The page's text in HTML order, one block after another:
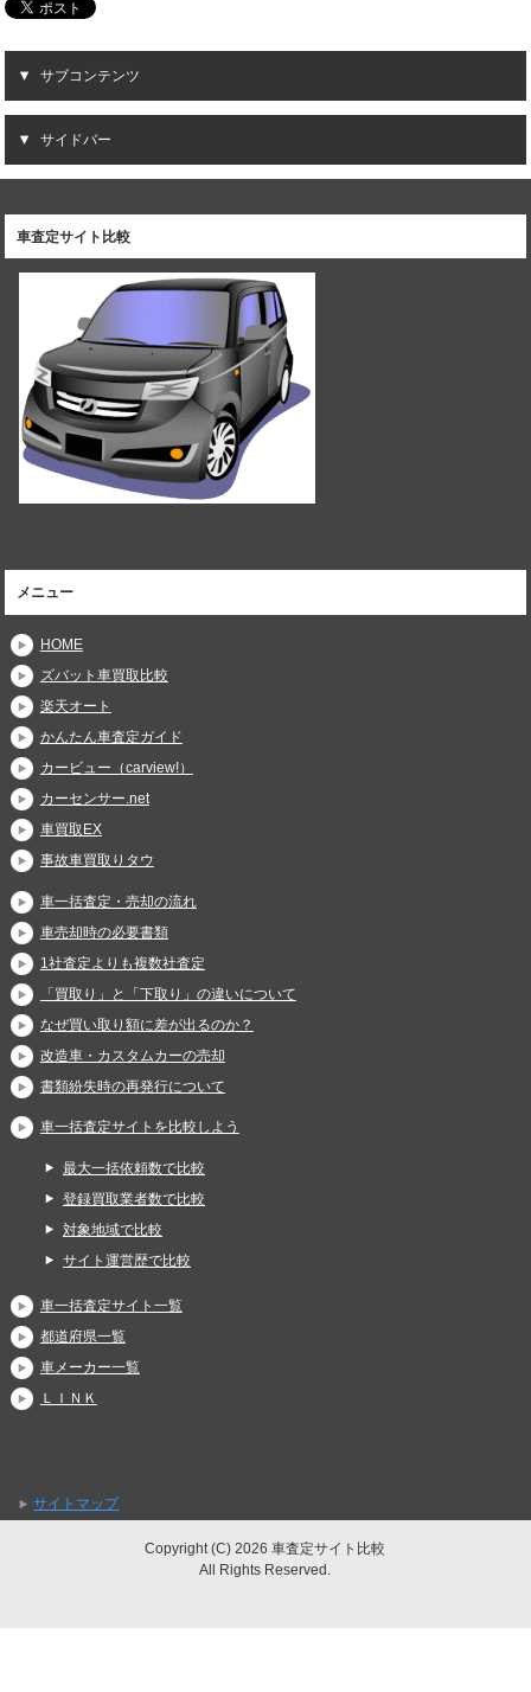
サブコンテンツ
サイドバー
車査定サイト比較
メニュー
HOME
ズバット車買取比較
楽天オート
かんたん車査定ガイド
カービュー（carview!）
カーセンサー.net
車買取EX
事故車買取りタウ
車一括査定・売却の流れ
車売却時の必要書類
1社査定よりも複数社査定
「買取り」と「下取り」の違いについて
なぜ買い取り額に差が出るのか？
改造車・カスタムカーの売却
書類紛失時の再発行について
車一括査定サイトを比較しよう
最大一括依頼数で比較
登録買取業者数で比較
対象地域で比較
サイト運営歴で比較
車一括査定サイト一覧
都道府県一覧
車メーカー一覧
ＬＩＮＫ
サイトマップ
Copyright (C) 2026 車査定サイト比較
All Rights Reserved.